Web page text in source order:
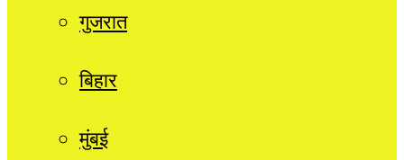
गुजरात
बिहार
मुंबई